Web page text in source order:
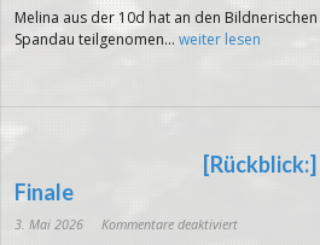
Arbeiten
der
Melina aus der 10d hat an den
Spandau teilgenomen... weiter lesen
Finale
3. Mai 2026 Kommentare deaktiviertfür